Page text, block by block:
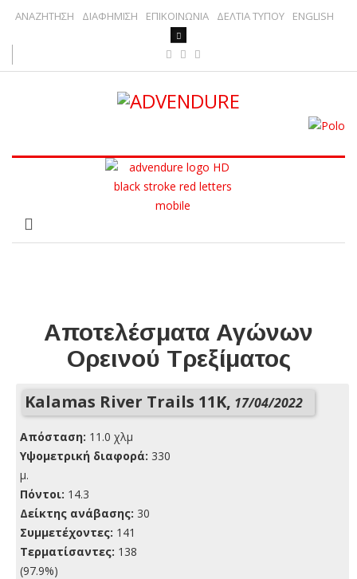
ΑΝΑΖΗΤΗΣΗ ΔΙΑΦΗΜΙΣΗ ΕΠΙΚΟΙΝΩΝΙΑ ΔΕΛΤΙΑ ΤΥΠΟΥ ENGLISH
Αποτελέσματα Αγώνων
Ορεινού Τρεξίματος
Kalamas River Trails 11K, 17/04/2022
Απόσταση: 11.0 χλμ
Yψομετρική διαφορά: 330
μ.
Πόντοι: 14.3
Δείκτης ανάβασης: 30
Συμμετέχοντες: 141
Τερματίσαντες: 138
(97.9%)